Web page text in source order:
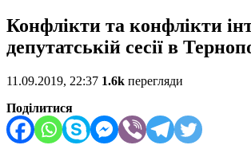
Конфлікти та конфлікти
депутатській сесії в
11.09.2019, 22:37 1.6k перегляди
Поділитися